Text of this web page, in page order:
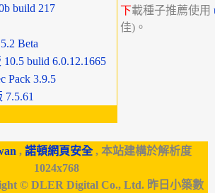
build 217
Beta
bulid 6.0.12.1665
Pack 3.9.5
7.5.61
下載種子推薦使用
佳)。
, 諾頓網頁安全, 本站建構於解析度
1024x768
© DLER Digital Co., Ltd. 昨日小築數